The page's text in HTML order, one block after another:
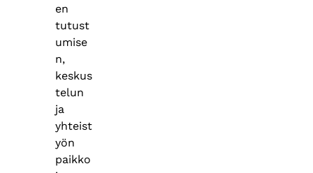
en
tutust
umise
n,
keskus
telun
ja
yhteist
yön
paikko